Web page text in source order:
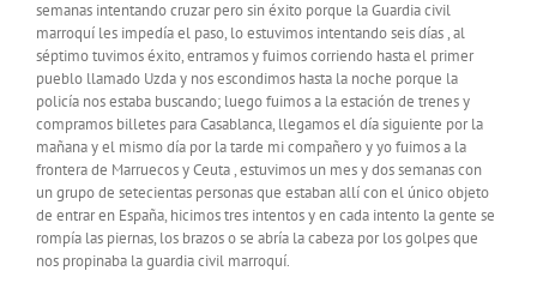
semanas intentando cruzar pero sin éxito porque la Guardia civil
marroquí les impedía el paso, lo estuvimos intentando seis días , al
séptimo tuvimos éxito, entramos y fuimos corriendo hasta el primer
pueblo llamado Uzda y nos escondimos hasta la noche porque la
policía nos estaba buscando; luego fuimos a la estación de trenes y
compramos billetes para Casablanca, llegamos el día siguiente por la
mañana y el mismo día por la tarde mi compañero y yo fuimos a la
frontera de Marruecos y Ceuta , estuvimos un mes y dos semanas con
un grupo de setecientas personas que estaban allí con el único objeto
de entrar en España, hicimos tres intentos y en cada intento la gente se
rompía las piernas, los brazos o se abría la cabeza por los golpes que
nos propinaba la guardia civil marroquí.